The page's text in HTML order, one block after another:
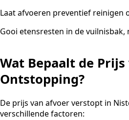
Laat afvoeren preventief reinigen
Gooi etensresten in de
Wat Bepaalt de
Ontstopping?
De prijs van afvoer verstopt in
verschillende factoren: